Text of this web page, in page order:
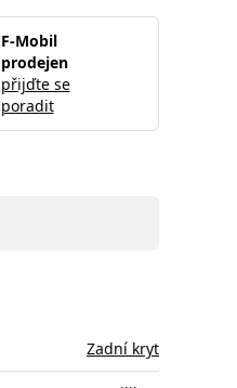
F-Mobil
prodejen
přijďte se
poradit
Zadní kryt